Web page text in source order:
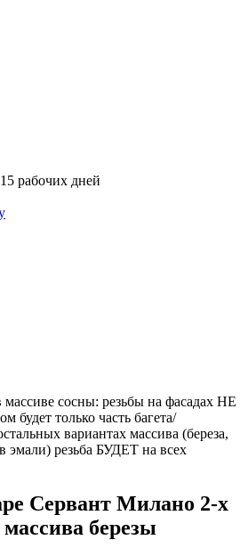
рабочих дней
массиве сосны: резьбы на фасадах НЕ
будет только часть багета/
вариантах массива (береза,
резьба БУДЕТ на всех
Сервант Милано 2-х
березы